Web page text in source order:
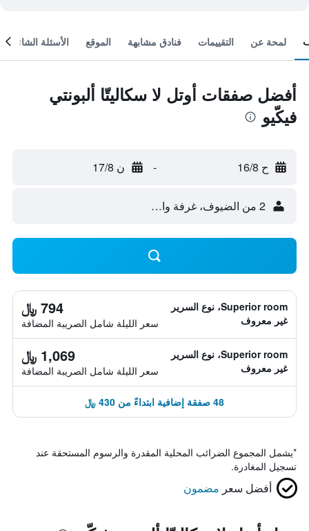
لمحة عن التقييمات فنادق مشابهة الموقع الأسئلة الشائعة
أفضل صفقات أوتل لا سكاليتّا ألبونتي
فيكّيو
ح 16/8 - ن 17/8
2 من الضيوف، غرفة واحدة
Superior room، نوع السرير
غير معروف
794 ﷼
سعر الليلة شامل الصريبة المضافة
Superior room، نوع السرير
غير معروف
1,069 ﷼
سعر الليلة شامل الصريبة المضافة
48 صفقة إضافية ابتداءً من 430 ﷼
*يشمل المجموع الضرائب المحلية المقدرة والرسوم المستحقة عند
تسجيل المغادرة.
أفضل سعر مضمون